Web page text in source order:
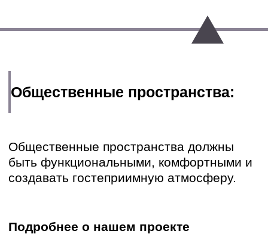
Примеры успешных решений: